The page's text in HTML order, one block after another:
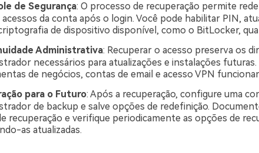
de Segurança: O processo de recuperação permite
acessos da conta após o login. Você pode habilitar PIN,
de dispositivo disponível, como o BitLocker,
Administrativa: Recuperar o acesso preserva os
necessários para atualizações e instalações
de negócios, contas de email e acesso VPN
para o Futuro: Após a recuperação, configure uma
de backup e salve opções de redefinição.
recuperação e verifique periodicamente as opções de
as atualizadas.